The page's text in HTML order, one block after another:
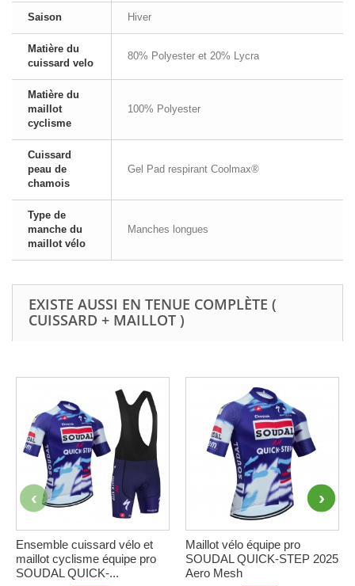
Saison Hiver
Matière du
cuissard velo
80% Polyester et 20% Lycra
Matière du
maillot
cyclisme
100% Polyester
Cuissard
peau de
chamois
Gel Pad respirant Coolmax®
Type de
manche du
maillot vélo
Manches longues
EXISTE AUSSI EN TENUE COMPLÈTE (
CUISSARD + MAILLOT )
Ensemble cuissard vélo et
maillot cyclisme équipe pro
SOUDAL QUICK-...
Maillot vélo équipe pro
SOUDAL QUICK-STEP 2025
Aero Mesh